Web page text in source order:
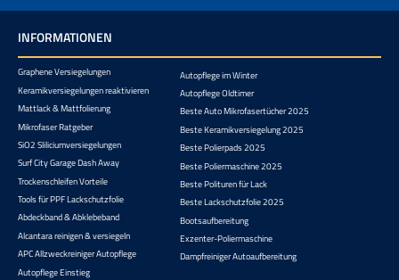
INFORMATIONEN
Graphene Versiegelungen
Keramikversiegelungen reaktivieren
Mattlack & Mattfolierung
Mikrofaser Ratgeber
SiO2 Sliliciumversiegelungen
Surf City Garage Dash Away
Trockenschleifen Vorteile
Tools für PPF Lackschutzfolie
Abdeckband & Abklebeband
Alcantara reinigen & versiegeln
APC Allzweckreiniger Autopflege
Autopflege Einstieg
Autopflege im Winter
Autopflege Oldtimer
Beste Auto Mikrofasertücher 2025
Beste Keramikversiegelung 2025
Beste Polierpads 2025
Beste Poliermaschine 2025
Beste Polituren für Lack
Beste Lackschutzfolie 2025
Bootsaufbereitung
Exzenter-Poliermaschine
Dampfreiniger Autoaufbereitung